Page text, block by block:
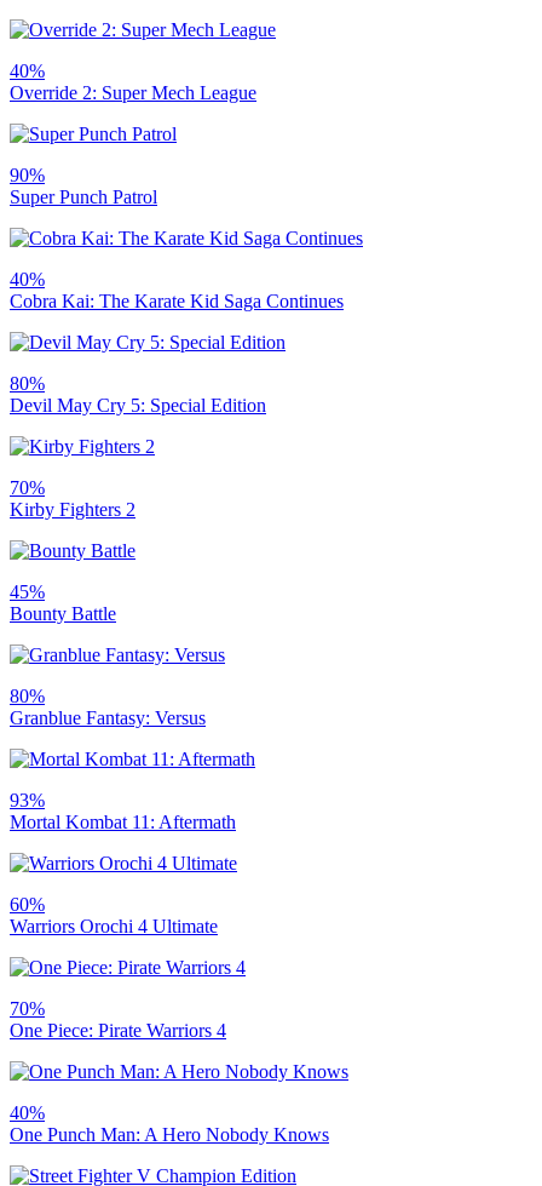
40%
Override 2: Super Mech League
90%
Super Punch Patrol
40%
Cobra Kai: The Karate Kid Saga Continues
80%
Devil May Cry 5: Special Edition
70%
Kirby Fighters 2
45%
Bounty Battle
80%
Granblue Fantasy: Versus
93%
Mortal Kombat 11: Aftermath
60%
Warriors Orochi 4 Ultimate
70%
One Piece: Pirate Warriors 4
40%
One Punch Man: A Hero Nobody Knows